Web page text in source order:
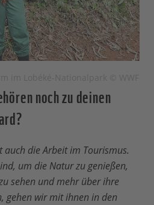
noch zu deinen
auch die Arbeit im Tourismus.
um die Natur zu genießen,
sehen und mehr über ihre
gehen wir mit ihnen in den